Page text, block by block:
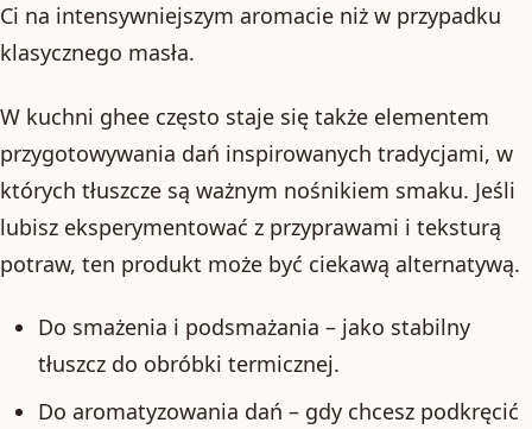
Ci na intensywniejszym aromacie niż w przypadku
klasycznego masła.
W kuchni ghee często staje się także elementem
przygotowywania dań inspirowanych tradycjami, w
których tłuszcze są ważnym nośnikiem smaku. Jeśli
lubisz eksperymentować z przyprawami i teksturą
potraw, ten produkt może być ciekawą alternatywą.
Do smażenia i podsmażania – jako stabilny
tłuszcz do obróbki termicznej.
Do aromatyzowania dań – gdy chcesz podkręcić